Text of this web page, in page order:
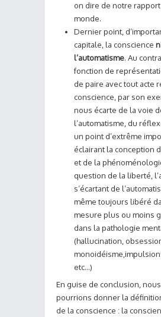
on dire de notre rapport
monde.
Dernier point,
capitale, la conscience
l’automatisme. Au
fonction de
de paire avec tout acte
conscience, par son
nous écarte de la voie
l’automatisme, du
un point d’extrême
éclairant la conception
et de la
question de la liberté,
s’écartant de
même toujours libéré
mesure plus ou moins
dans la pathologie
(hallucination,
etc…)
En guise de conclusion, nous
pourrions donner la
de la conscience : la